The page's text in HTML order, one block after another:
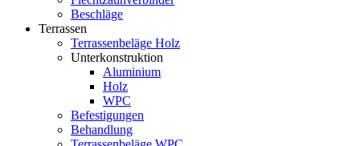
Beschläge
Terrassen
Terrassenbeläge Holz
Unterkonstruktion
Aluminium
Holz
WPC
Befestigungen
Behandlung